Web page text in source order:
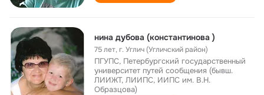
нина дубова (константинова )
75 лет,г. Углич (Угличский район)
ПГУПС, Петербургский государственный
университет путей сообщения (бывш.
ЛИИЖТ, ЛИИПС, ИИПС им. В.Н.
Образцова)